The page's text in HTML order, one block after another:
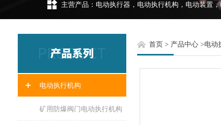
主营产品：电动执行器，电动执行机构，电动装置
电动执行机构
矿用防爆阀门电动执行机构
首页 > 产品中心>电动